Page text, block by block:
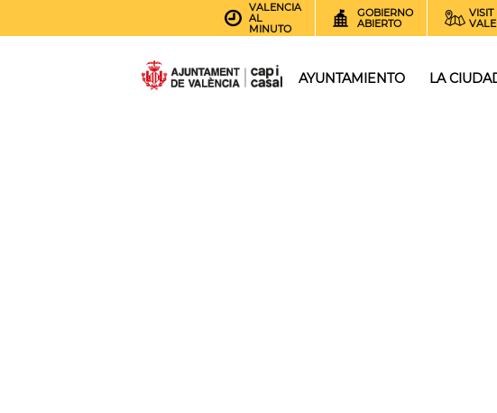
VALENCIA
AL
MINUTO
GOBIERNO
ABIERTO
VISIT
AYUNTAMIENTO LA